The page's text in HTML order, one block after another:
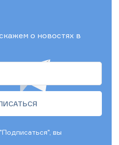
о новостях в
вы